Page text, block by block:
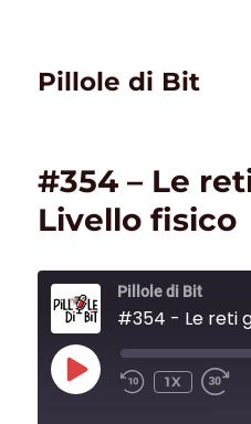
Pillole di Bit
#354 – Le
Livello fisico
Pillole di Bit
#354 - Le reti
PLAY
EPISODE
1X